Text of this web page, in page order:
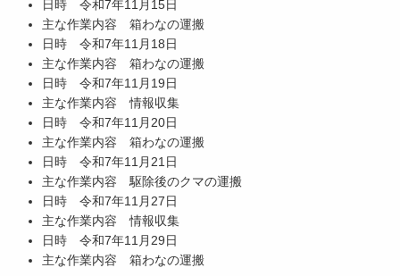
日時 令和7年11月15日
主な作業内容 箱わなの運搬
日時 令和7年11月18日
主な作業内容 箱わなの運搬
日時 令和7年11月19日
主な作業内容 情報収集
日時 令和7年11月20日
主な作業内容 箱わなの運搬
日時 令和7年11月21日
主な作業内容 駆除後のクマの運搬
日時 令和7年11月27日
主な作業内容 情報収集
日時 令和7年11月29日
主な作業内容 箱わなの運搬